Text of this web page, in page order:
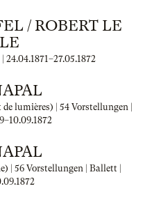
/ ROBERT LE
24.04.1871–27.05.1872
lumières) | 54 Vorstellungen |
–10.09.1872
| 56 Vorstellungen | Ballett |